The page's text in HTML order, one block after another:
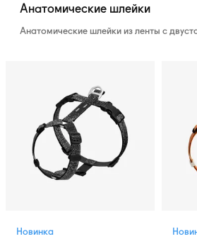
Анатомические шлейки
Анатомические шлейки из ленты с
Новинка